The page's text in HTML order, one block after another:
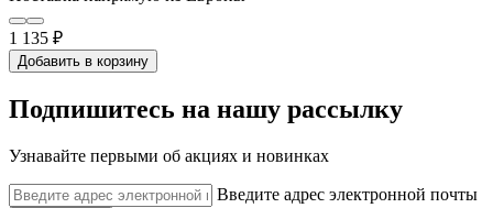
1 135 ₽
Добавить в корзину
Подпишитесь на нашу рассылку
Узнавайте первыми об акциях и новинках
Введите адрес электронной почты